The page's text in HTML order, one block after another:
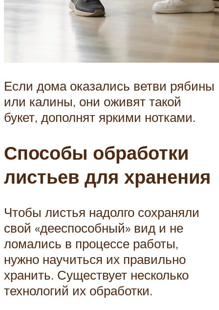
Если дома оказались ветви рябины
или калины, они оживят такой
букет, дополнят яркими нотками.
Способы обработки
листьев для хранения
Чтобы листья надолго сохраняли
свой «дееспособный» вид и не
ломались в процессе работы,
нужно научиться их правильно
хранить. Существует несколько
технологий их обработки.